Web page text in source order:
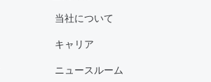
当社について
キャリア
ニュースルーム